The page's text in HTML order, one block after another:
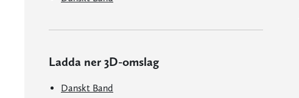
Ladda ner 3D-omslag
Danskt Band